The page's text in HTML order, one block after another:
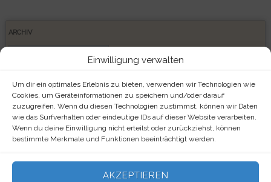
Einwilligung verwalten
Um dir ein optimales Erlebnis zu bieten, verwenden wir Technologien wie
Cookies, um Geräteinformationen zu speichern und/oder darauf
zuzugreifen. Wenn du diesen Technologien zustimmst, können wir Daten
wie das Surfverhalten oder eindeutige IDs auf dieser Website verarbeiten.
Wenn du deine Einwilligung nicht erteilst oder zurückziehst, können
bestimmte Merkmale und Funktionen beeinträchtigt werden.
AKZEPTIEREN
ARCHIV
Archiv
META
Eintrags-Feed